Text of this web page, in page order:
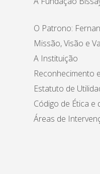
O Patrono:
Missão, Visão e
A Instituição
Reconhecimento
Estatuto de
Código de Ética e
Áreas de